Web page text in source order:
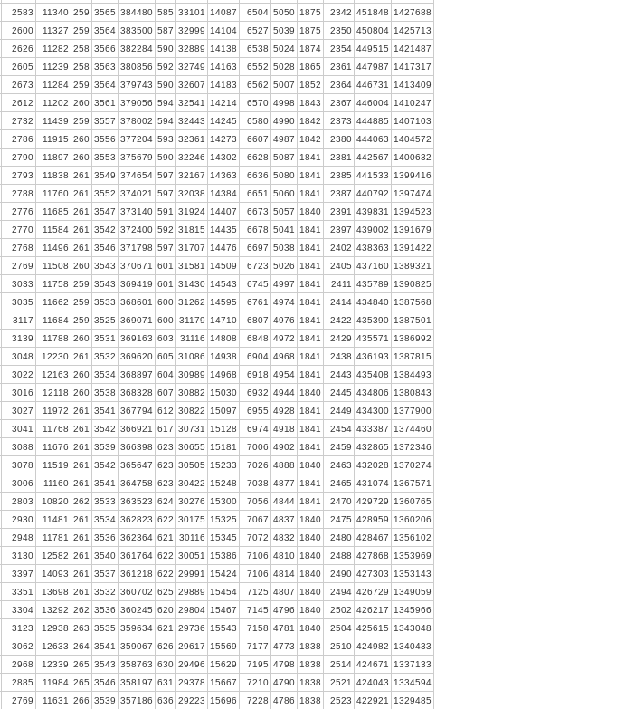
2583 11340 259 3565 384480 585 33101 14087 6504 5050 1875 2342 451848
1427688
2600 11327 259 3564 383500 587 32999 14104 6527 5039 1875 2350 450804 1425713
2626 11282 258 3566 382284 590 32889 14138 6538 5024 1874 2354 449515
1421487
2605 11239 258 3563 380856 592 32749 14163 6552 5028 1865 2361 447987
1417317
2673 11284 259 3564 379743 590 32607 14183 6562 5007 1852 2364 446731
1413409
2612 11202 260 3561 379056 594 32541 14214 6570 4998 1843 2367 446004 1410247
2732 11439 259 3557 378002 594 32443 14245 6580 4990 1842 2373 444885
1407103
2786 11915 260 3556 377204 593 32361 14273 6607 4987 1842 2380 444063
1404572
2790 11897 260 3553 375679 590 32246 14302 6628 5087 1841 2381 442567
1400632
2793 11838 261 3549 374654 597 32167 14363 6636 5080 1841 2385 441533
1399416
2788 11760 261 3552 374021 597 32038 14384 6651 5060 1841 2387 440792
1397474
2776 11685 261 3547 373140 591 31924 14407 6673 5057 1840 2391 439831
1394523
2770 11584 261 3542 372400 592 31815 14435 6678 5041 1841 2397 439002
1391679
2768 11496 261 3546 371798 597 31707 14476 6697 5038 1841 2402 438363
1391422
2769 11508 260 3543 370671 601 31581 14509 6723 5026 1841 2405 437160 1389321
3033 11758 259 3543 369419 601 31430 14543 6745 4997 1841 2411 435789
1390825
3035 11662 259 3533 368601 600 31262 14595 6761 4974 1841 2414 434840 1387568
3117 11684 259 3525 369071 600 31179 14710 6807 4976 1841 2422 435390 1387501
3139 11788 260 3531 369163 603 31116 14808 6848 4972 1841 2429 435571
1386992
3048 12230 261 3532 369620 605 31086 14938 6904 4968 1841 2438 436193
1387815
3022 12163 260 3534 368897 604 30989 14968 6918 4954 1841 2443 435408
1384493
3016 12118 260 3538 368328 607 30882 15030 6932 4944 1840 2445 434806
1380843
3027 11972 261 3541 367794 612 30822 15097 6955 4928 1841 2449 434300 1377900
3041 11768 261 3542 366921 617 30731 15128 6974 4918 1841 2454 433387
1374460
3088 11676 261 3539 366398 623 30655 15181 7006 4902 1841 2459 432865
1372346
3078 11519 261 3542 365647 623 30505 15233 7026 4888 1840 2463 432028
1370274
3006 11160 261 3541 364758 623 30422 15248 7038 4877 1841 2465 431074 1367571
2803 10820 262 3533 363523 624 30276 15300 7056 4844 1841 2470 429729
1360765
2930 11481 261 3534 362823 622 30175 15325 7067 4837 1840 2475 428959
1360206
2948 11781 261 3536 362364 621 30116 15345 7072 4832 1840 2480 428467
1356102
3130 12582 261 3540 361764 622 30051 15386 7106 4810 1840 2488 427868
1353969
3397 14093 261 3537 361218 622 29991 15424 7106 4814 1840 2490 427303
1353143
3351 13698 261 3532 360702 625 29889 15454 7125 4807 1840 2494 426729
1349059
3304 13292 262 3536 360245 620 29804 15467 7145 4796 1840 2502 426217
1345966
3123 12938 263 3535 359634 621 29736 15543 7158 4781 1840 2504 425615
1343048
3062 12633 264 3541 359067 626 29617 15569 7177 4773 1838 2510 424982
1340433
2968 12339 265 3543 358763 630 29496 15629 7195 4798 1838 2514 424671
1337133
2885 11984 265 3546 358197 631 29378 15667 7210 4790 1838 2521 424043
1334594
2769 11631 266 3539 357186 636 29223 15696 7228 4786 1838 2523 422921 1329485